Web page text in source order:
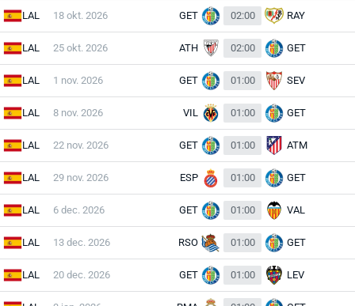
LAL 18 okt. 2026 GET 02:00 RAY
LAL 25 okt. 2026 ATH 02:00 GET
LAL 1 nov. 2026 GET 01:00 SEV
LAL 8 nov. 2026 VIL 01:00 GET
LAL 22 nov. 2026 GET 01:00 ATM
LAL 29 nov. 2026 ESP 01:00 GET
LAL 6 dec. 2026 GET 01:00 VAL
LAL 13 dec. 2026 RSO 01:00 GET
LAL 20 dec. 2026 GET 01:00 LEV